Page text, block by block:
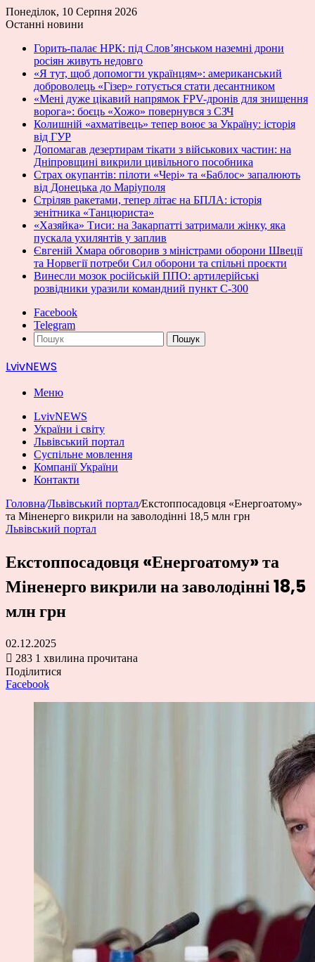
Понеділок, 10 Серпня 2026
Останні новини
Горить-палає НРК: під Слов’янськом наземні дрони
росіян живуть недовго
«Я тут, щоб допомогти українцям»: американський
доброволець «Гізер» готується стати десантником
«Мені дуже цікавий напрямок FPV-дронів для знищення
ворога»: боєць «Хожо» повернувся з СЗЧ
Колишній «ахматівець» тепер воює за Україну: історія
від ГУР
Допомагав дезертирам тікати з військових частин: на
Дніпровщині викрили цивільного пособника
Страх окупантів: пілоти «Чері» та «Баблос» запалюють
від Донецька до Маріуполя
Стріляв ракетами, тепер літає на БПЛА: історія
зенітника «Танцюриста»
«Хазяйка» Тиси: на Закарпатті затримали жінку, яка
пускала ухилянтів у заплив
Євгеній Хмара обговорив з міністрами оборони Швеції
та Норвегії потреби Сил оборони та спільні проєкти
Винесли мозок російській ППО: артилерійські
розвідники уразили командний пункт С-300
Facebook
Telegram
Пошук
LvivNEWS
Меню
LvivNEWS
України і світу
Львівський портал
Суспільне мовлення
Компанії України
Контакти
Головна/Львівський портал/Екстоппосадовця «Енергоатому»
та Міненерго викрили на заволодінні 18,5 млн грн
Львівський портал
Екстоппосадовця «Енергоатому» та
Міненерго викрили на заволодінні 18,5
млн грн
02.12.2025
283 1 хвилина прочитана
Поділитися
Facebook